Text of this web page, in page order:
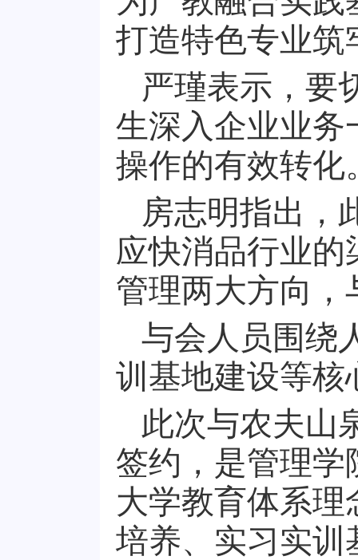
打造特色专业筑
严瑾表示，要
生深入企业业务
操作的有效转化
房志明指出，
应快消品行业
管理两大方向
与会人员围绕
训基地建设等核
此次与农夫山
签约，是管理
大学教育体系
培养、实习实训